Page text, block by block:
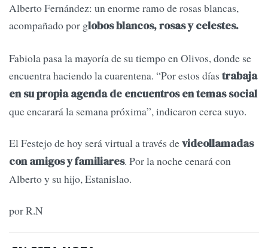
Alberto Fernández: un enorme ramo de rosas blancas,
acompañado por globos blancos, rosas y celestes.
Fabiola pasa la mayoría de su tiempo en Olivos, donde se
encuentra haciendo la cuarentena. “Por estos días trabaja
en su propia agenda de encuentros en temas social
que encarará la semana próxima”, indicaron cerca suyo.
El Festejo de hoy será virtual a través devideollamadas
con amigos y familiares. Por la noche cenará con
Alberto y su hijo, Estanislao.
por R.N